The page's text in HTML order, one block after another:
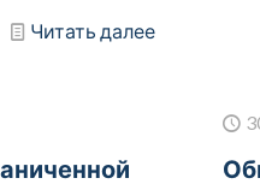
Читать далее